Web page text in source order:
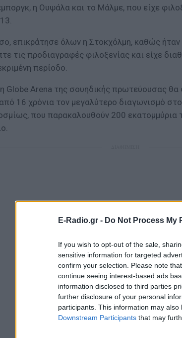
E-Radio.gr - Do Not Process My
If you wish to opt-out of the sale,
sensitive information for targeted
confirm your selection. Please note
continue seeing interest-based ads
information disclosed to third parties
further disclosure of your personal
participants. This information may
Downstream Participants that may
η Ουψάλα και το Μάλμε, που είχε
επικράτησε όλων η Στοκχόλμη, καθώς
τις προδιαγραφές φιλοξενίας και είχε
περίοδο.
Globe Arena της σουηδικής πρωτεύουσας θα
16 χρόνια τον μεγαλύτερο διαγωνισμό
που παρακαλουθούν 200 εκατομμύρια